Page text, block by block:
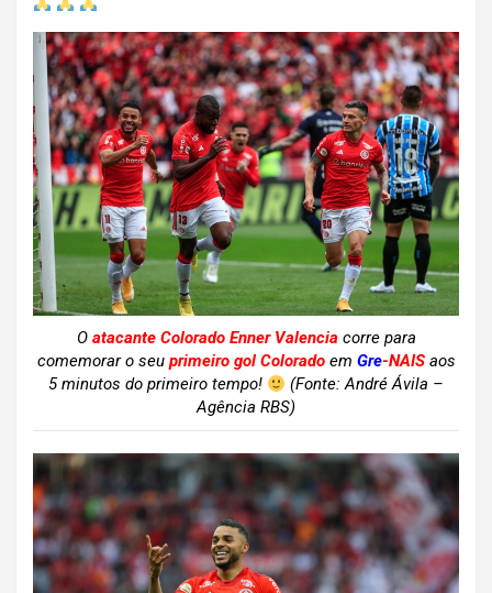
O atacante Colorado Enner Valenciacorre para
comemorar o seu primeiro gol Coloradoem Gre-NAISaos
5 minutos do primeiro tempo!
(Fonte: André Ávila –
Agência RBS)